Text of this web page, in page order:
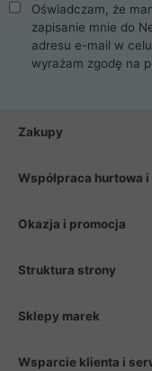
Oświadczam, że
zapisanie mnie do
adresu e-mail w
wyrażam zgodę na
Zakupy
Współpraca hurtowa i
Okazja i promocja
Struktura strony
Sklepy marek
Wsparcie klienta i